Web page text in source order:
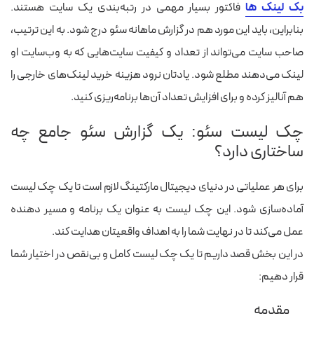
بک‌ لینک‌ هافاکتور بسیار مهمی در رتبه‌‏بندی یک سایت هستند.
بنابراین، باید این مورد هم در گزارش ماهانه سئو درج شود. به این ترتیب،
صاحب سایت می‌تواند از تعداد و کیفیت سایت‌هایی که به وب‌سایت او
لینک‌ می‌دهند مطلع شود. یادتان نرود هزینه خرید لینک‌های خارجی را
هم آنالیز کرده و برای افزایش تعداد آن‌ها برنامه‌ریزی کنید.
چک لیست سئو: یک گزارش سئو جامع چه
ساختاری دارد؟
برای هر عملیاتی در دنیای دیجیتال مارکتینگ لازم است تا یک چک لیست
آماده‌سازی شود. این چک لیست به عنوان یک برنامه و مسیر دهنده
عمل می‌کند تا در نهایت شما را به اهداف واقعیتان هدایت کند.
در این بخش قصد داریم تا یک چک لیست کامل و بی‌نقص در اختیار شما
قرار دهیم:
مقدمه